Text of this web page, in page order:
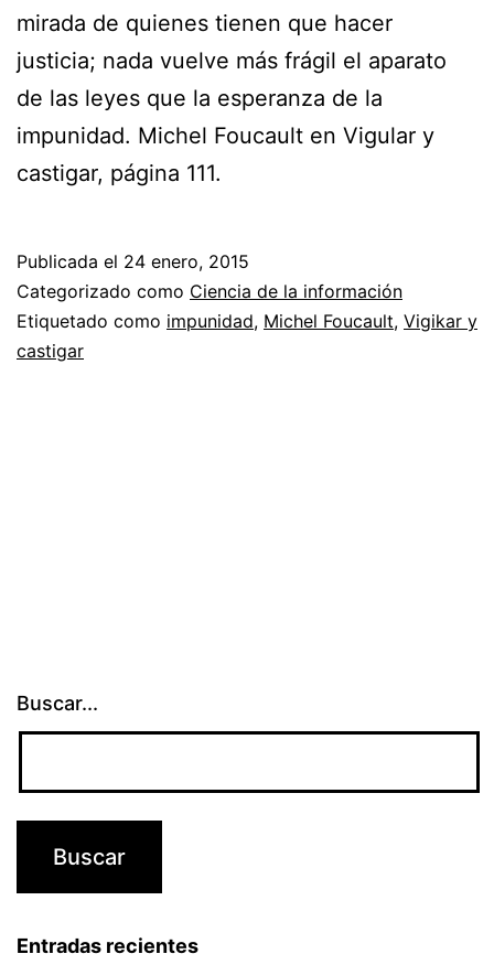
mirada de quienes tienen que hacer
justicia; nada vuelve más frágil el aparato
de las leyes que la esperanza de la
impunidad. Michel Foucault en Vigular y
castigar, página 111.
Publicada el 24 enero, 2015
Categorizado como Ciencia de la información
Etiquetado como impunidad, Michel Foucault, Vigikar y
castigar
Buscar...
Entradas recientes